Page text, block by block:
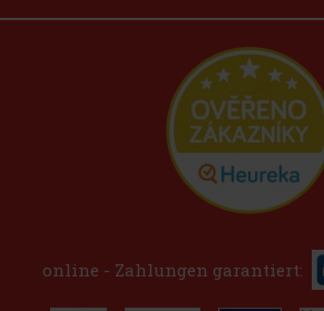
online - Zahlungen garantiert: